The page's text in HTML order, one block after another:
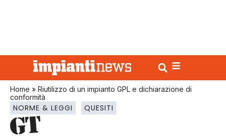
Home » Riutilizzo di un impianto GPL e dichiarazione di
conformità
NORME & LEGGI QUESITI